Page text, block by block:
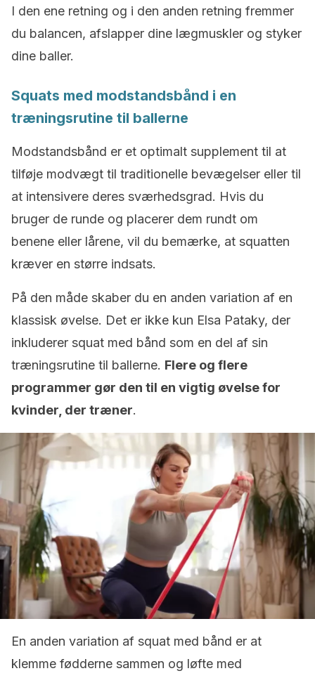
I den ene retning og i den anden retning fremmer
du balancen, afslapper dine lægmuskler og styker
dine baller.
Squats med modstandsbånd i en
træningsrutine til ballerne
Modstandsbånd er et optimalt supplement til at
tilføje modvægt til traditionelle bevægelser eller til
at intensivere deres sværhedsgrad. Hvis du
bruger de runde og placerer dem rundt om
benene eller lårene, vil du bemærke, at squatten
kræver en større indsats.
På den måde skaber du en anden variation af en
klassisk øvelse. Det er ikke kun Elsa Pataky, der
inkluderer squat med bånd som en del af sin
træningsrutine til ballerne. Flere og flere
programmer gør den til en vigtig øvelse for
kvinder, der træner.
En anden variation af squat med bånd er at
klemme fødderne sammen og løfte med